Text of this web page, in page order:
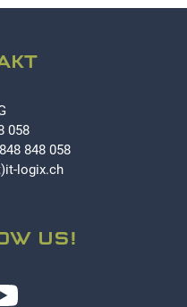
058
848 058
logix.ch
US!